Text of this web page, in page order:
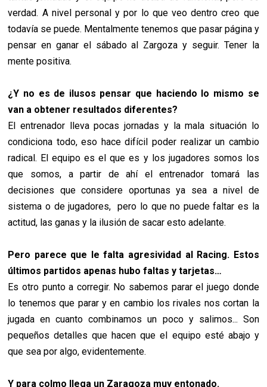
verdad. A nivel personal y por lo que veo dentro creo que
todavía se puede. Mentalmente tenemos que pasar página y
pensar en ganar el sábado al Zargoza y seguir. Tener la
mente positiva.
¿Y no es de ilusos pensar que haciendo lo mismo se
van a obtener resultados diferentes?
El entrenador lleva pocas jornadas y la mala situación lo
condiciona todo, eso hace difícil poder realizar un cambio
radical. El equipo es el que es y los jugadores somos los
que somos, a partir de ahí el entrenador tomará las
decisiones que considere oportunas ya sea a nivel de
sistema o de jugadores, pero lo que no puede faltar es la
actitud, las ganas y la ilusión de sacar esto adelante.
Pero parece que le falta agresividad al Racing. Estos
últimos partidos apenas hubo faltas y tarjetas…
Es otro punto a corregir. No sabemos parar el juego donde
lo tenemos que parar y en cambio los rivales nos cortan la
jugada en cuanto combinamos un poco y salimos... Son
pequeños detalles que hacen que el equipo esté abajo y
que sea por algo, evidentemente.
Y para colmo llega un Zaragoza muy entonado.